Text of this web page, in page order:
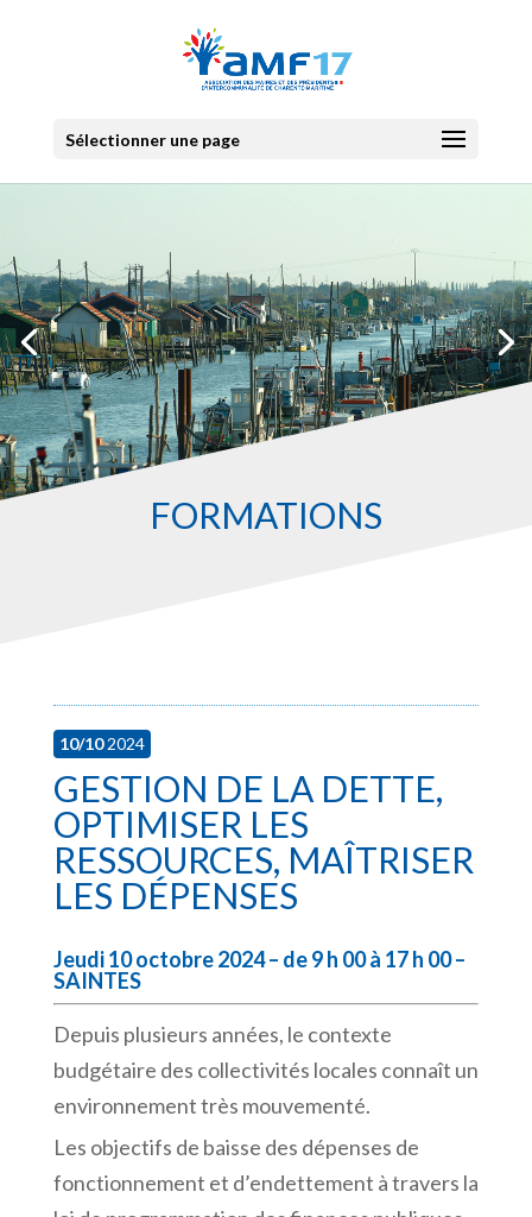
Sélectionner une page
FORMATIONS
10/102024
GESTION DE LA DETTE,
OPTIMISER LES
RESSOURCES, MAÎTRISER
LES DÉPENSES
Jeudi 10 octobre 2024 – de 9 h 00 à 17 h 00 –
SAINTES
Depuis plusieurs années, le contexte
budgétaire des collectivités locales connaît un
environnement très mouvementé.
Les objectifs de baisse des dépenses de
fonctionnement et d’endettement à travers la